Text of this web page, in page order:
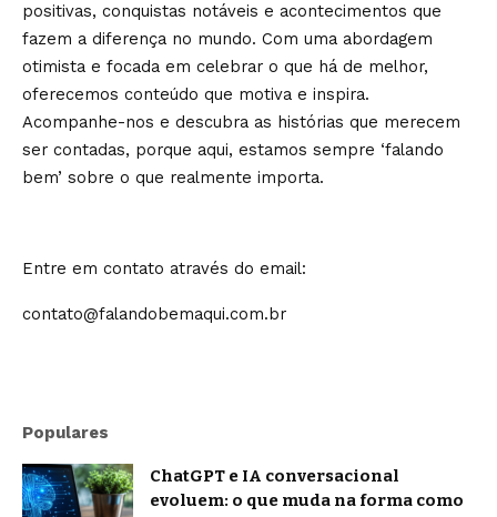
positivas, conquistas notáveis e acontecimentos que
fazem a diferença no mundo. Com uma abordagem
otimista e focada em celebrar o que há de melhor,
oferecemos conteúdo que motiva e inspira.
Acompanhe-nos e descubra as histórias que merecem
ser contadas, porque aqui, estamos sempre ‘falando
bem’ sobre o que realmente importa.
Entre em contato através do email:
contato@falandobemaqui.com.br
Populares
ChatGPT e IA conversacional
evoluem: o que muda na forma como